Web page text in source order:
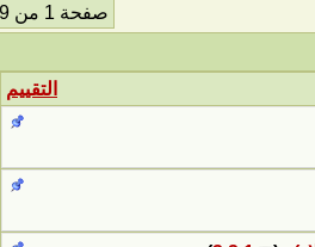
صفحة 1 من 169
التقييم